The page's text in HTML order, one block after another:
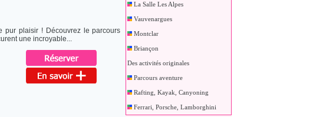
La Salle Les Alpes
Vauvenargues
Montclar
Briançon
Des activités originales
Parcours aventure
Rafting, Kayak, Canyoning
Ferrari, Porsche, Lamborghini
pur plaisir ! Découvrez le parcours
une incroyable...